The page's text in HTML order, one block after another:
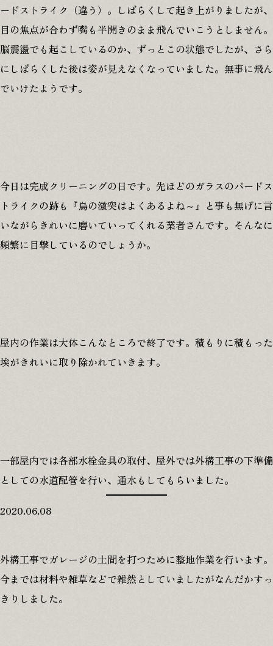
ードストライク（違う）。しばらくして起き上がりましたが、
目の焦点が合わず嘴も半開きのまま飛んでいこうとしません。
脳震盪でも起こしているのか、ずっとこの状態でしたが、さら
にしばらくした後は姿が見えなくなっていました。無事に飛ん
でいけたようです。
今日は完成クリーニングの日です。先ほどのガラスのバードス
トライクの跡も『鳥の激突はよくあるよね～』と事も無げに言
いながらきれいに磨いていってくれる業者さんです。そんなに
頻繁に目撃しているのでしょうか。
屋内の作業は大体こんなところで終了です。積もりに積もった
埃がきれいに取り除かれていきます。
一部屋内では各部水栓金具の取付、屋外では外構工事の下準備
としての水道配管を行い、通水もしてもらいました。
2020.06.08
外構工事でガレージの土間を打つために整地作業を行います。
今までは材料や雑草などで雑然としていましたがなんだかすっ
きりしました。